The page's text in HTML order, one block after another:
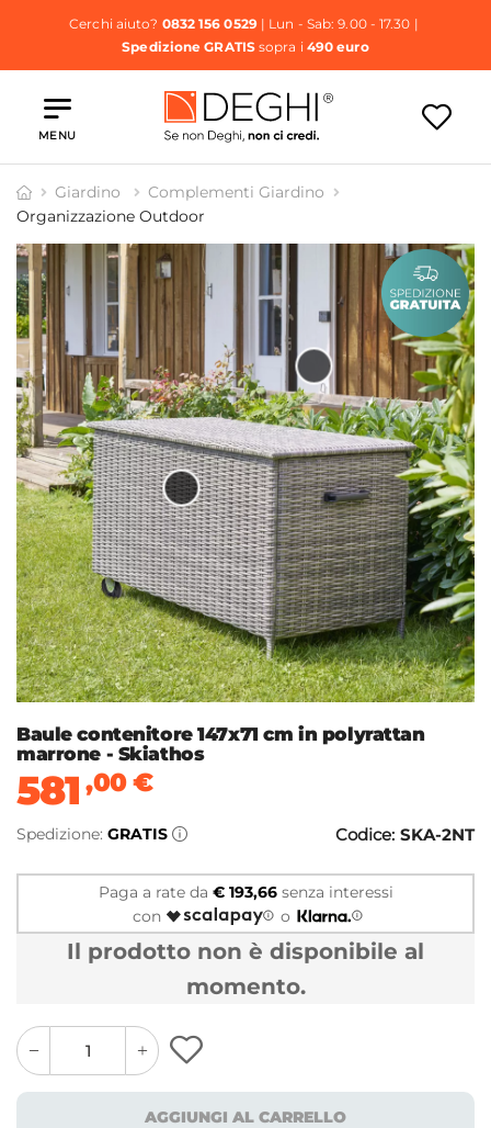
Cerchi aiuto? 0832 156 0529| Lun - Sab: 9.00 - 17.30 |
Spedizione GRATISsopra i 490 euro
MENU
Giardino
Complementi Giardino
Organizzazione Outdoor
Baule contenitore 147x71 cm in polyrattan
marrone - Skiathos
581,00€
Spedizione: GRATIS Codice: SKA-2NT
Paga a rate da € 193,66senza interessi
con
o
Il prodotto non è disponibile al
momento.
quantity
button
quantity
minus
button
AGGIUNGI AL CARRELLO